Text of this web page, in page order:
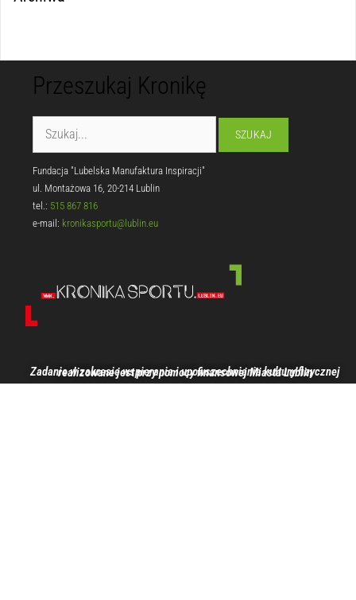
Przeszukaj Kronikę
Fundacja "Lubelska Manufaktura Inspiracji"
ul. Montażowa 16, 20-214 Lublin
tel.: 515 867 816
e-mail: kronikasportu@lublin.eu
Zadanie w zakresie wspierania i upowszechniania kultury fizycznej realizowane jest przy pomocy finansowej Miasta Lublin